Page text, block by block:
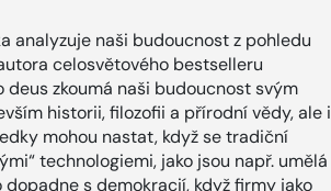
analyzuje naši budoucnost z pohledu
celosvětového bestselleru
deus zkoumá naši budoucnost svým
historii, filozofii a přírodní vědy, ale i
mohou nastat, když se tradiční
technologiemi, jako jsou např. umělá
s demokracií, když firmy jako